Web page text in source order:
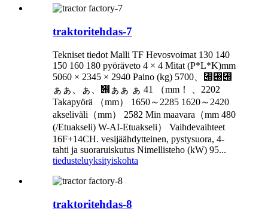
traktoritehdas-7
Tekniset tiedot Malli TF Hevosvoimat 130 140
150 160 180 pyöräveto 4 × 4 Mitat (P*L*K)mm
5060 × 2345 × 2940 Paino (kg) 5700、぀぀぀
ぁぁ、ぁ、぀ぁぁ ぁ 41 （mm！ 、2202
Takapyörä （mm） 1650～2285 1620～2420
akseliväli（mm） 2582 Min maavara（mm 480
(/Etuakseli) W-AI-Etuakseli） Vaihdevaihteet
16F+14CH. vesijäähdytteinen, pystysuora, 4-
tahti ja suoraruiskutus Nimellisteho (kW) 95...
tiedusteluyksityiskohta
traktoritehdas-8